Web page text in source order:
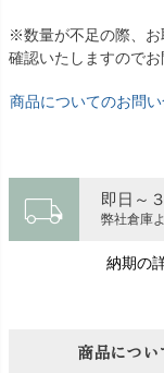
※数量が不足の際、お
確認いたしますのでお
商品についてのお問
local_shipping 即日～
弊社倉庫
納期の
商品につい